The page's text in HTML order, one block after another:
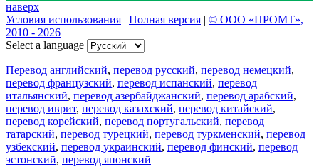
наверх
Условия использования | Полная версия | © ООО «ПРОМТ»,
2010 - 2026
Select a language
Перевод английский, перевод русский, перевод немецкий,
перевод французский, перевод испанский, перевод
итальянский, перевод азербайджанский, перевод арабский,
перевод иврит, перевод казахский, перевод китайский,
перевод корейский, перевод португальский, перевод
татарский, перевод турецкий, перевод туркменский, перевод
узбекский, перевод украинский, перевод финский, перевод
эстонский, перевод японский